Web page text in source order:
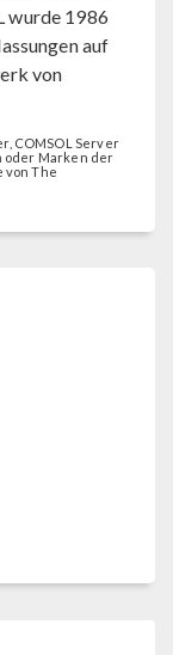
wurde 1986
auf
von
COMSOL Server
oder Marken der
von The